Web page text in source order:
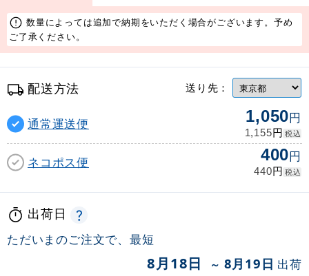
数量によっては追加で納期をいただく場合がございます。予め
ご了承ください。
配送方法 送り先：
通常運送便 1,050円
1,155円 税込
ネコポス便 400円
440円 税込
出荷日
ただいまのご注文で、最短
8月18日 ～ 8月19日 出荷